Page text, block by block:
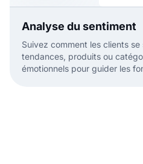
Analyse du sentiment
Suivez comment les clients
tendances, produits ou
émotionnels pour guider les